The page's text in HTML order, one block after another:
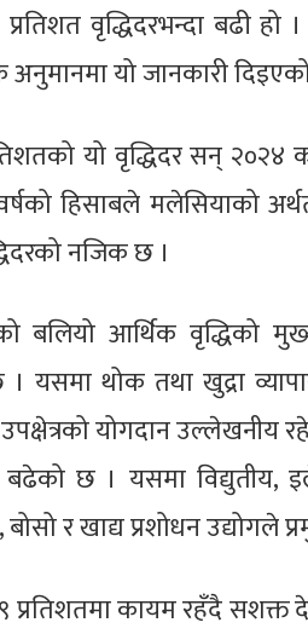
वृद्धिदरभन्दा बढी हो
अनुमानमा यो जानकारी
यो वृद्धिदर सन् २०२४
हिसाबले मलेसियाको
नजिक छ ।
बलियो आर्थिक वृद्धिको
यसमा थोक तथा खुद्रा
योगदान उल्लेखनीय
बढेको छ । यसमा विद्युतीय,
र खाद्य प्रशोधन उद्योगले
प्रतिशतमा कायम रहँदै